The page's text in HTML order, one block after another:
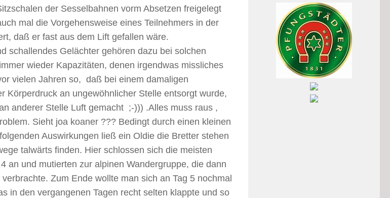
der Sesselbahnen vorm Absetzen freigelegt
mal die Vorgehensweise eines Teilnehmers in der
daß er fast aus dem Lift gefallen wäre.
schallendes Gelächter gehören dazu bei solchen
wieder Kapazitäten, denen irgendwas missliches
vielen Jahren so, daß bei einem damaligen
Körperdruck an ungewöhnlicher Stelle entsorgt wurde,
anderer Stelle Luft gemacht ;-))) .Alles muss raus ,
Sieht joa koaner ??? Bedingt durch einen kleinen
Auswirkungen ließ ein Oldie die Bretter stehen
talwärts finden. Hier schlossen sich die meisten
an und mutierten zur alpinen Wandergruppe, die dann
Zum Ende wollte man sich an Tag 5 nochmal
in den vergangenen Tagen recht selten klappte und so